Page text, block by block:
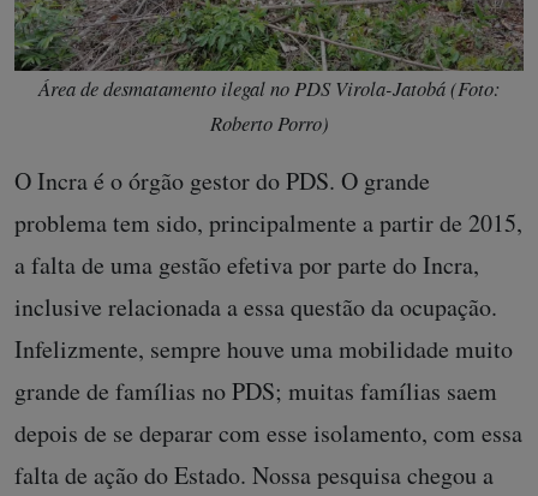
Área de desmatamento ilegal no PDS Virola-Jatobá (Foto:
Roberto Porro)
O Incra é o órgão gestor do PDS. O grande
problema tem sido, principalmente a partir de 2015,
a falta de uma gestão efetiva por parte do Incra,
inclusive relacionada a essa questão da ocupação.
Infelizmente, sempre houve uma mobilidade muito
grande de famílias no PDS; muitas famílias saem
depois de se deparar com esse isolamento, com essa
falta de ação do Estado. Nossa pesquisa chegou a